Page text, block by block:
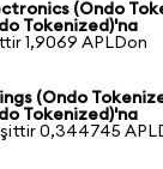
(Ondo
Tokenized)'na
1,9069 APLDon
(Ondo
Tokenized)'na
0,344745